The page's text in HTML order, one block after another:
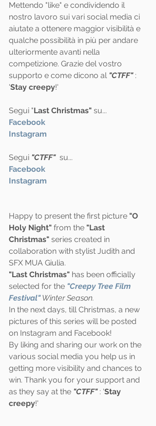
Mettendo "like" e condividendo il
nostro lavoro sui vari social media ci
aiutate a ottenere maggior visibilità e
qualche possibilità in più per andare
ulteriormente avanti nella
competizione. Grazie del vostro
supporto e come dicono al "CTFF" :
'Stay creepy!'
Segui "Last Christmas" su...
Facebook
Instagram
Segui "CTFF"
  su...
Facebook
Instagram
Happy to present the first picture "O
Holy Night" from the "Last
Christmas" series created in
collaboration with stylist Judith and
SFX MUA Giulia.
"Last Christmas" has been officially
selected for the "Creepy Tree Film
Festival" Winter Season.
In the next days, till Christmas, a new
pictures of this series will be posted
on Instagram and Facebook!
By liking and sharing our work on the
various social media you help us in
getting more visibility and chances to
win. Thank you for your support and
as they say at the "CTFF" : 'Stay
creepy!'